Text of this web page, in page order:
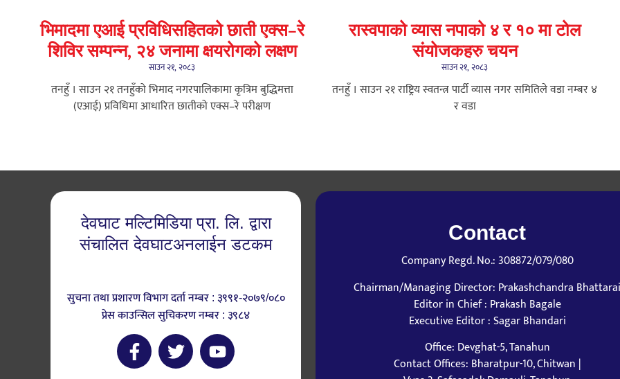
भिमादमा एआई प्रविधिसहितको छाती एक्स–रे
शिविर सम्पन्न, २४ जनामा क्षयरोगको लक्षण
साउन २१, २०८३
तनहुँ । साउन २१ तनहुँको भिमाद नगरपालिकामा कृत्रिम बुद्धिमत्ता
(एआई) प्रविधिमा आधारित छातीको एक्स–रे परीक्षण
रास्वपाको व्यास नपाको ४ र १० मा टोल
संयोजकहरु चयन
साउन २१, २०८३
तनहुँ । साउन २१ राष्ट्रिय स्वतन्त्र पार्टी व्यास नगर समितिले वडा नम्बर ४
र वडा
देवघाट मल्टिमिडिया प्रा. लि. द्वारा
संचालित देवघाटअनलाईन डटकम
सुचना तथा प्रशारण विभाग दर्ता नम्बर : ३९९१-२०७९/०८०
प्रेस काउन्सिल सुचिकरण नम्बर : ३९८४
Contact
Company Regd. No.: 308872/079/080
Chairman/Managing Director: Prakashchandra
Editor in Chief : Prakash Bagale
Executive Editor : Sagar Bhandari
Office: Devghat-5, Tanahun
Contact Offices: Bharatpur-10, Chitwan |